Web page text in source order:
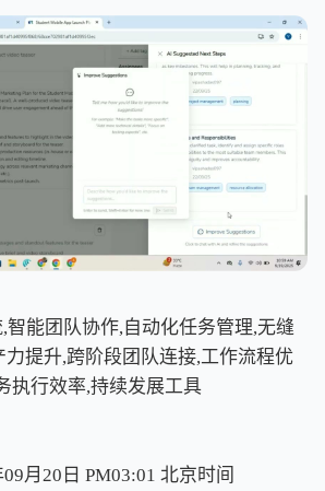
智能团队协作,自动化任务管理,无缝
提升,跨阶段团队连接,工作流程优
执行效率,持续发展工具
09月20日 PM03:01 北京时间
北京时间